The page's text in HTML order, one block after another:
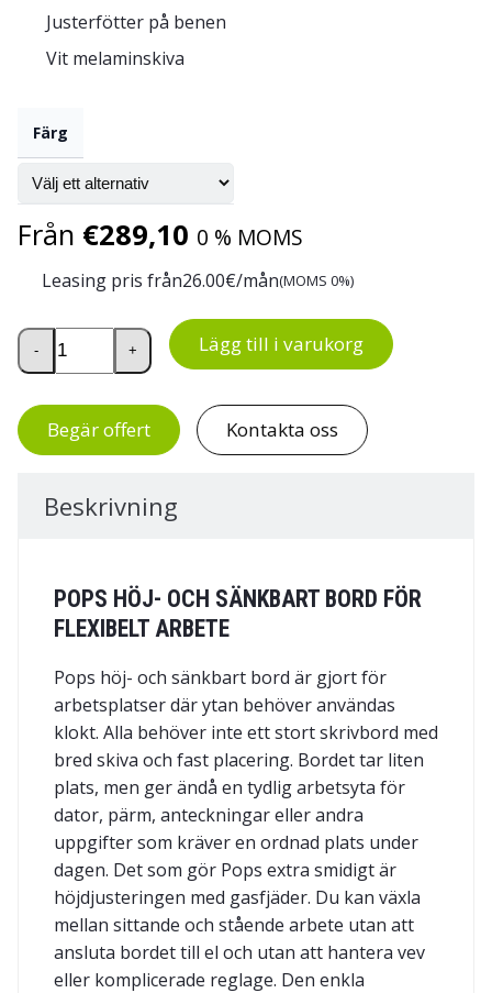
Justerfötter på benen
Vit melaminskiva
Färg
Från €289,10 0 % MOMS
Leasing pris från26.00€/mån(MOMS 0%)
Pops höj- och sänkbart bord mängd
- + Lägg till i varukorg
Begär offert Kontakta oss
Beskrivning
POPS HÖJ- OCH SÄNKBART BORD FÖR
FLEXIBELT ARBETE
Pops höj- och sänkbart bord är gjort för
arbetsplatser där ytan behöver användas
klokt. Alla behöver inte ett stort skrivbord med
bred skiva och fast placering. Bordet tar liten
plats, men ger ändå en tydlig arbetsyta för
dator, pärm, anteckningar eller andra
uppgifter som kräver en ordnad plats under
dagen. Det som gör Pops extra smidigt är
höjdjusteringen med gasfjäder. Du kan växla
mellan sittande och stående arbete utan att
ansluta bordet till el och utan att hantera vev
eller komplicerade reglage. Den enkla